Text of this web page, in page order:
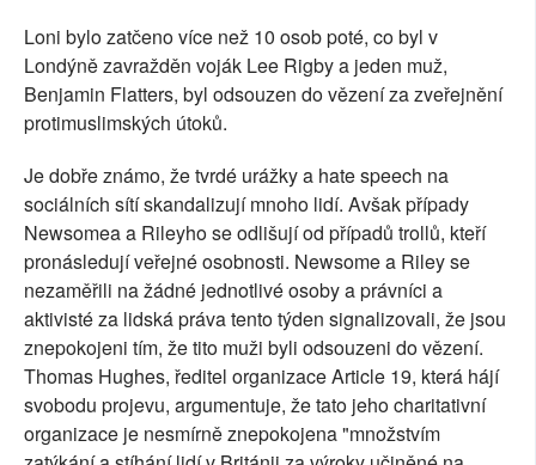
Loni bylo zatčeno více než 10 osob poté, co byl v
Londýně zavražděn voják Lee Rigby a jeden muž,
Benjamin Flatters, byl odsouzen do vězení za zveřejnění
protimuslimských útoků.
Je dobře známo, že tvrdé urážky a hate speech na
sociálních sítí skandalizují mnoho lidí. Avšak případy
Newsomea a Rileyho se odlišují od případů trollů, kteří
pronásledují veřejné osobnosti. Newsome a Riley se
nezaměřili na žádné jednotlivé osoby a právníci a
aktivisté za lidská práva tento týden signalizovali, že jsou
znepokojeni tím, že tito muži byli odsouzeni do vězení.
Thomas Hughes, ředitel organizace Article 19, která hájí
svobodu projevu, argumentuje, že tato jeho charitativní
organizace je nesmírně znepokojena "množstvím